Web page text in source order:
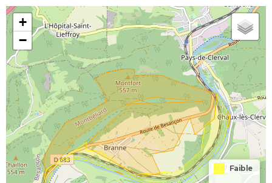
+
−
Faible